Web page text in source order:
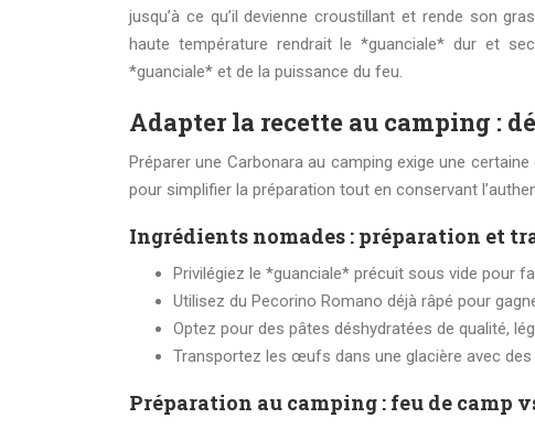
jusqu’à ce qu’il devienne croustillant et rende son
haute température rendrait le *guanciale* dur et
*guanciale* et de la puissance du feu.
Adapter la recette au camping :
Préparer une Carbonara au camping exige une
pour simplifier la préparation tout en conservant
Ingrédients nomades : préparation et
Privilégiez le *guanciale* précuit sous vide pour
Utilisez du Pecorino Romano déjà râpé pour
Optez pour des pâtes déshydratées de qualité,
Transportez les œufs dans une glacière avec
Préparation au camping : feu de camp